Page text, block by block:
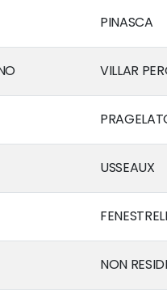
PINASCA
VILLAR
USSEAUX
NON